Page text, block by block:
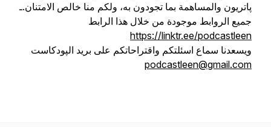
پاتريون والمساهمة بما تجودون به، ولكم منا خالص الامتنان.ـ
جميع الروابط موجودة من خلال هذا الرابط
ويسعدنا سماع اسئلتكم واقتراحاتكم على بريد الپودكاست